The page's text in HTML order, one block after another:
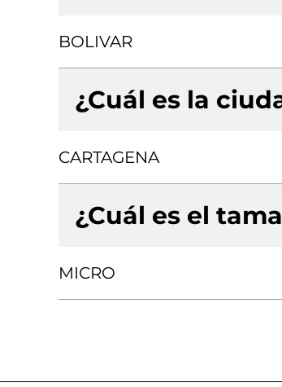
BOLIVAR
¿Cuál es la
CARTAGENA
¿Cuál es el
MICRO